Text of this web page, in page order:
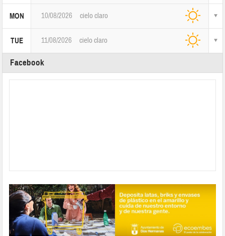
MON 10/08/2026 cielo claro
TUE 11/08/2026 cielo claro
Facebook